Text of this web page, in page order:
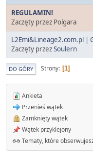
REGULAMIN!
Zaczęty przez Polgara
L2Emi&Lineage2.com.pl |
Zaczęty przezSoulern
DO GÓRY Strony 1
Ankieta
Przenieś wątek
Zamknięty wątek
Wątek przyklejony
Tematy, które